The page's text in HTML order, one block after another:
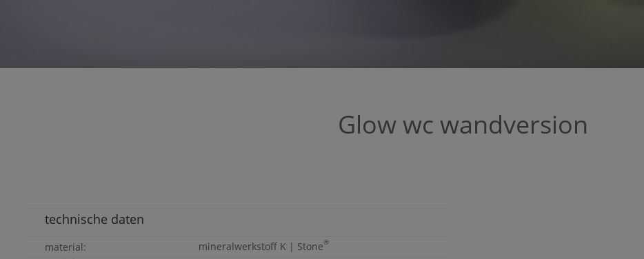
Glowwc wandversion
technische daten
material: mineralwerkstoff K | Stone®